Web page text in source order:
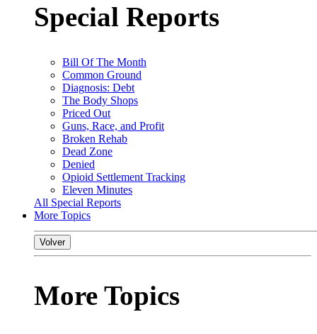
Special Reports
Bill Of The Month
Common Ground
Diagnosis: Debt
The Body Shops
Priced Out
Guns, Race, and Profit
Broken Rehab
Dead Zone
Denied
Opioid Settlement Tracking
Eleven Minutes
All Special Reports
More Topics
Volver
More Topics